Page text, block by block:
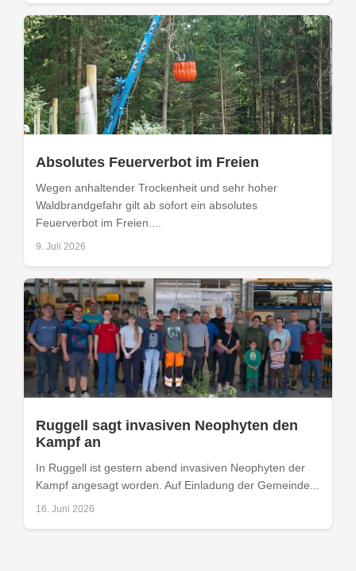
Absolutes Feuerverbot im Freien
Wegen anhaltender Trockenheit und sehr hoher
Waldbrandgefahr gilt ab sofort ein absolutes
Feuerverbot im Freien....
9. Juli 2026
Ruggell sagt invasiven Neophyten den
Kampf an
In Ruggell ist gestern abend invasiven Neophyten der
Kampf angesagt worden. Auf Einladung der Gemeinde...
16. Juni 2026